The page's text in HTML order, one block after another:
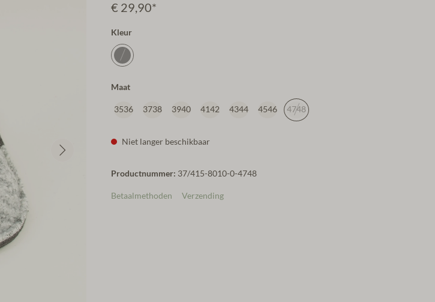
€ 29,90*
Kleur
Maat
3536 3738 3940 4142 4344 4546 4748
Niet langer beschikbaar
Productnummer: 37/415-8010-0-4748
Betaalmethoden Verzending